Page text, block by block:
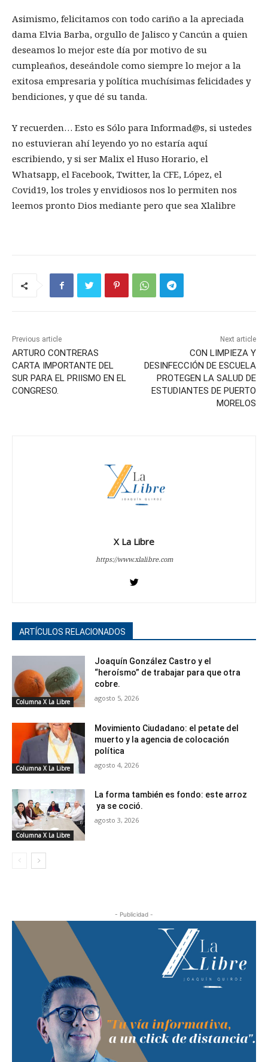
Asimismo, felicitamos con todo cariño a la apreciada
dama Elvia Barba, orgullo de Jalisco y Cancún a quien
deseamos lo mejor este día por motivo de su
cumpleaños, deseándole como siempre lo mejor a la
exitosa empresaria y política muchísimas felicidades y
bendiciones, y que dé su tanda.
Y recuerden… Esto es Sólo para Informad@s, si ustedes
no estuvieran ahí leyendo yo no estaría aquí
escribiendo, y si ser Malix el Huso Horario, el
Whatsapp, el Facebook, Twitter, la CFE, López, el
Covid19, los troles y envidiosos nos lo permiten nos
leemos pronto Dios mediante pero que sea Xlalibre
Previous article
ARTURO CONTRERAS
CARTA IMPORTANTE DEL
SUR PARA EL PRIISMO EN EL
CONGRESO.
Next article
CON LIMPIEZA Y
DESINFECCIÓN DE ESCUELA
PROTEGEN LA SALUD DE
ESTUDIANTES DE PUERTO
MORELOS
X La Libre
https://www.xlalibre.com
ARTÍCULOS RELACIONADOS
Columna X La Libre
Joaquín González Castro y el
“heroísmo” de trabajar para que otra
cobre.
agosto 5, 2026
Columna X La Libre
Movimiento Ciudadano: el petate del
muerto y la agencia de colocación
política
agosto 4, 2026
Columna X La Libre
La forma también es fondo: este arroz
ya se coció.
agosto 3, 2026
- Publicidad -